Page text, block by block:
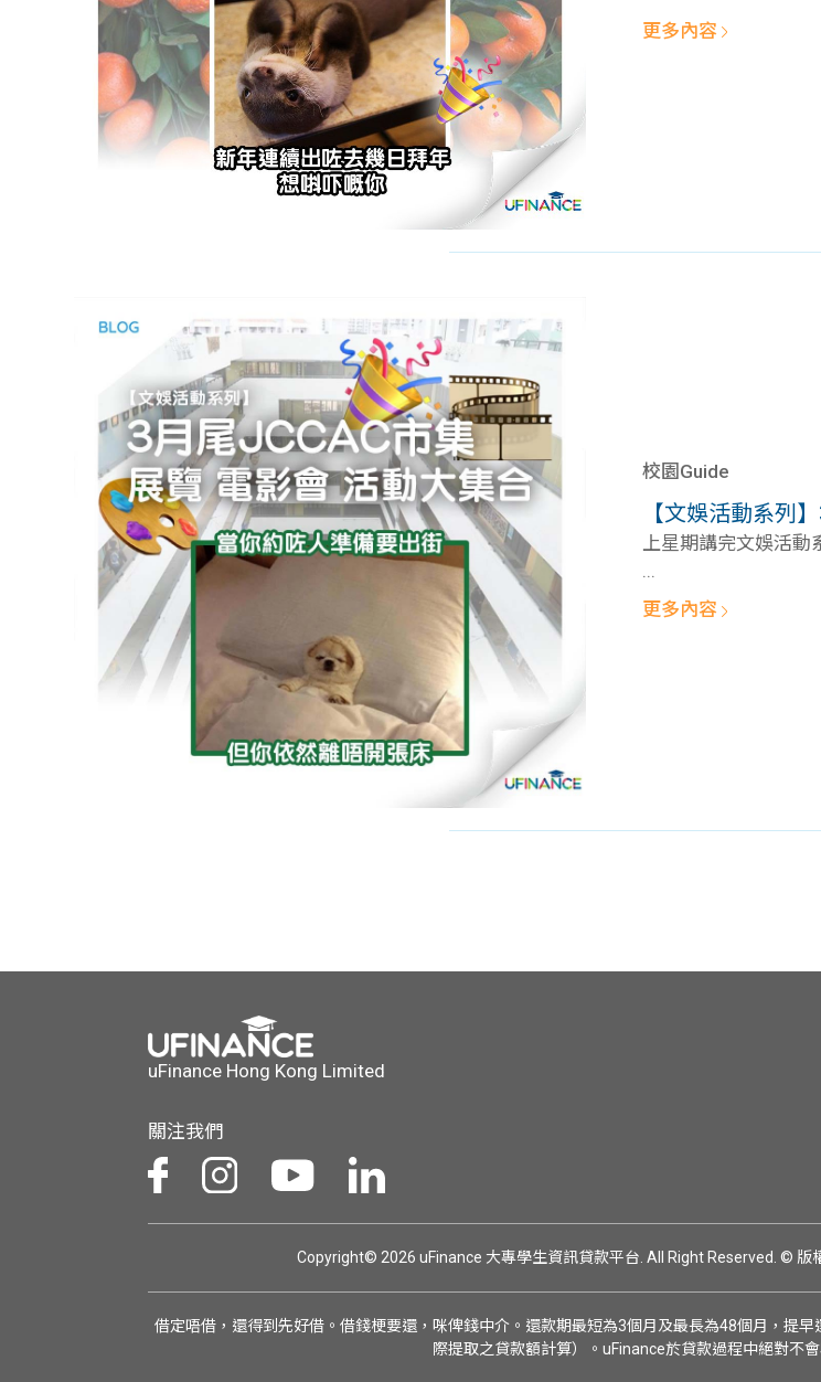
更多內容
校園Guide
【文娛活動系列
上星期講完文娛活動
...
更多內容
uFinance Hong Kong Limited
關注我們
Copyright© 2026 uFinance 大專學生資訊貸款平台. All Right Reserved. © 版
借定唔借，還得到先好借。借錢梗要還，咪俾錢中介。還款期最短為3個月及最長為48個月，提
際提取之貸款額計算）。uFinance於貸款過程中絕對不